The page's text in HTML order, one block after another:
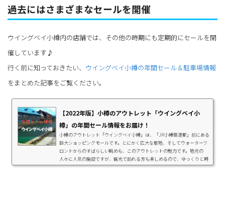
過去にはさまざまなセールを開催
ウイングベイ小樽内の店舗では、その他の時期にも定期的にセールを開
催しています♪
行く前に知っておきたい、 ウイングベイ小樽の年間セール＆駐車場情報
をまとめた記事をご覧ください。
【2022年版】小樽のアウトレット「ウイングベイ小
樽」の年間セール情報をお届け！
小樽のアウトレット「ウイングベイ小樽」は、「JR小樽築港駅」前にある
巨大ショッピングモールです。とにかく広大な敷地、そしてウォーターフ
ロントからのすばらしい眺めも、このアウトレットの魅力です。地元の
人々に人気の施設ですが、観光で訪れる方も楽しめるので、ゆっくりと時
間をかけてまわることをおすすめします。「ウイングベイ小樽」には数々